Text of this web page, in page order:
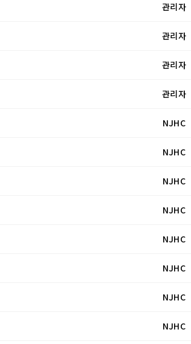
관리자
관리자
관리자
관리자
NJHC
NJHC
NJHC
NJHC
NJHC
NJHC
NJHC
NJHC